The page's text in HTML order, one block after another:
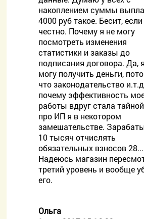
накоплением суммы
4000 руб такое. Бесит, если
честно. Почему я не могу
посмотреть изменения
статистики и заказы до
подписания договора. Да,
могу получить деньги,
что законодательство
почему эффективность
работы вдруг стала
про ИП я в некотором
замешательстве.
10 тысяч отчислять
обязательных взносов 28...
Надеюсь магазин
третий уровень и вообще
его.
Ольга